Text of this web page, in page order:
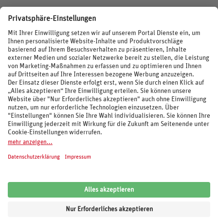
BEWERTUNGEN
SOCIAL MEDIA
REISEVERANSTALTER UND MARKEN
© 2026 REWE Reisen
Impressum
AGB Cookie-Einstellungen
Datenschutz
Unsere Inhalte: Standards und Meldung
Kundenbewertung:4,62von5Sternen auf Grundlage von